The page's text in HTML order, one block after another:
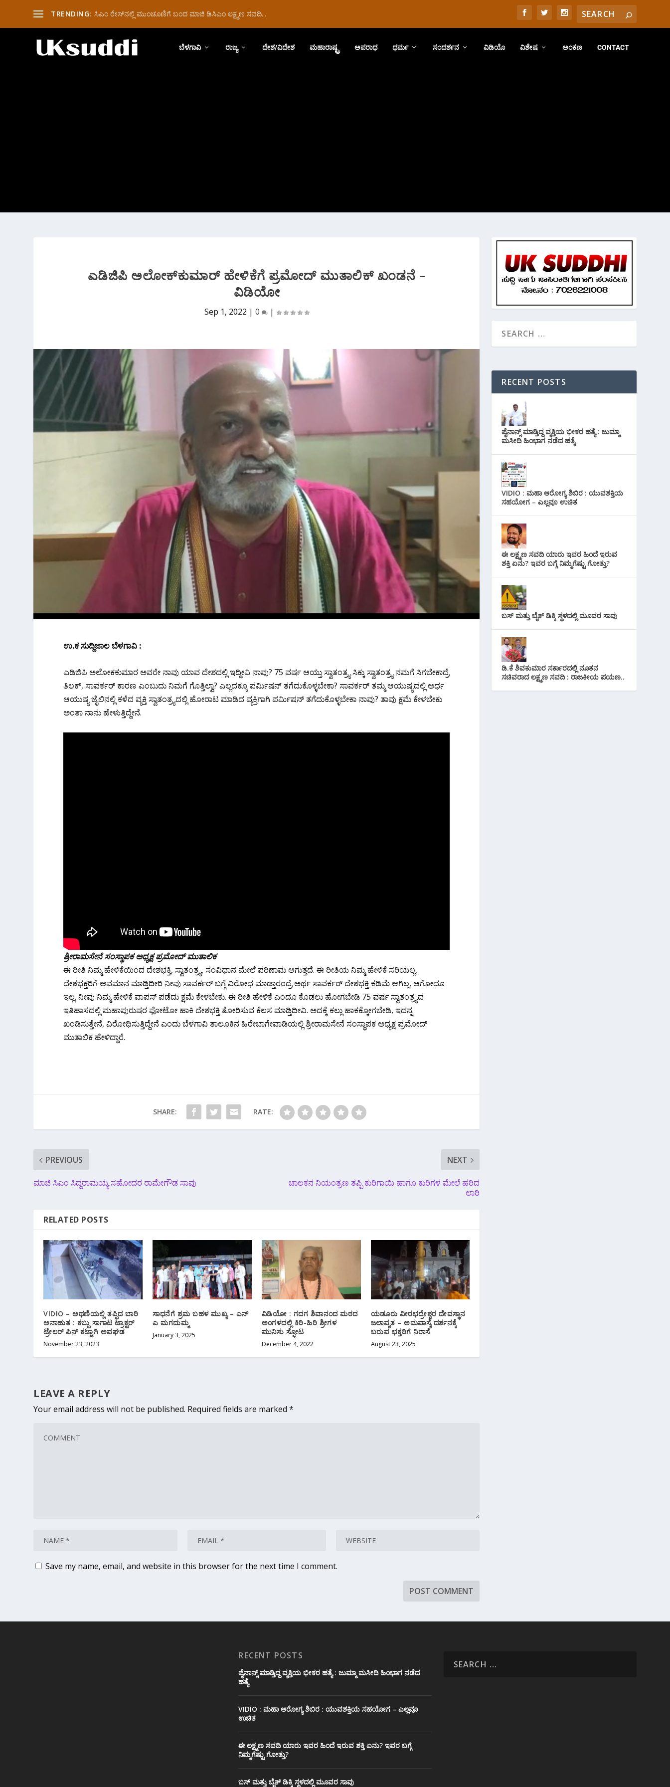
TRENDING: ಸಿಎಂ ರೇಸ್‌ನಲ್ಲಿ ಮುಂಚೂಣಿಗೆ ಬಂದ ಮಾಜಿ ಡಿಸಿಎಂ ಲಕ್ಷ್ಮಣ ಸವದಿ...
ಬೆಳಗಾವಿ ರಾಜ್ಯ ದೇಶ/ವಿದೇಶ ಮಹಾರಾಷ್ಟ್ರ ಅಪರಾಧ ಧರ್ಮ ಸಂದರ್ಶನ ವಿಡಿಯೊ ವಿಶೇಷ ಅಂಕಣ CONTACT
ಎಡಿಜಿಪಿ ಅಲೋಕ್‌ಕುಮಾರ್ ಹೇಳಿಕೆಗೆ ಪ್ರಮೋದ್ ಮುತಾಲಿಕ್ ಖಂಡನೆ –
ವಿಡಿಯೋ
Sep 1, 2022 | 0 |
ಉ.ಕ ಸುದ್ದಿಜಾಲ ಬೆಳಗಾವಿ :
ಎಡಿಜಿಪಿ ಅಲೋಕ‌ಕುಮಾರ ಅವರೇ ನಾವು ಯಾವ ದೇಶದಲ್ಲಿ ಇದ್ದೀವಿ ನಾವು? 75 ವರ್ಷ ಆಯ್ತು ಸ್ವಾತಂತ್ರ್ಯ ಸಿಕ್ಕು ಸ್ವಾತಂತ್ರ್ಯ ನಮಗೆ ಸಿಗಬೇಕಾದ್ರೆ
ತಿಲಕ್‌, ಸಾವರ್ಕರ್ ಕಾರಣ ಎಂಬುದು ನಿಮಗೆ ಗೊತ್ತಿಲ್ವಾ? ಎಲ್ಲದಕ್ಕೂ ಪರ್ಮಿಷ‌ನ್ ತಗೆದುಕೊಳ್ಳಬೇಕಾ? ಸಾವರ್ಕರ್ ತಮ್ಮ ಆಯುಷ್ಯದಲ್ಲಿ ಅರ್ಧ
ಆಯುಷ್ಯ ಜೈಲಿನಲ್ಲಿ ಕಳೆದ ವ್ಯಕ್ತಿ ಸ್ವಾತಂತ್ರ್ಯದಲ್ಲಿ ಹೋರಾಟ ಮಾಡಿದ ವ್ಯಕ್ತಿಗಾಗಿ ಪರ್ಮಿಷನ್ ತಗೆದುಕೊಳ್ಳಬೇಕಾ ನಾವು? ತಾವು ಕ್ಷಮೆ ಕೇಳಬೇಕು
ಅಂತಾ ನಾನು ಹೇಳುತ್ತಿದ್ದೇನೆ.
ಶ್ರೀರಾಮಸೇನೆ ಸಂಸ್ಥಾಪಕ ಅಧ್ಯಕ್ಷ ಪ್ರಮೋದ್ ಮುತಾಲಿಕ‌
ಈ ರೀತಿ ನಿಮ್ಮ ಹೇಳಿಕೆಯಿಂದ ದೇಶಭಕ್ತಿ, ಸ್ವಾತಂತ್ರ್ಯ, ಸಂವಿಧಾನ ಮೇಲೆ ಪರಿಣಾಮ ಆಗುತ್ತದೆ. ಈ ರೀತಿಯ ನಿಮ್ಮ ಹೇಳಿಕೆ ಸರಿಯಲ್ಲ,
ದೇಶಭಕ್ತರಿಗೆ ಅವಮಾನ ಮಾಡ್ತಿದೀರಿ ನೀವು ಸಾವರ್ಕರ್ ಬಗ್ಗೆ ವಿರೋಧ ಮಾಡ್ತಾರಂದ್ರೆ ಅರ್ಥ ಸಾವರ್ಕರ್ ದೇಶಭಕ್ತಿ ಕಡಿಮೆ ಆಗಿಲ್ಲ, ಆಗೋದೂ
ಇಲ್ಲ. ನೀವು ನಿಮ್ಮ ಹೇಳಿಕೆ ವಾಪಸ್ ಪಡೆದು ಕ್ಷಮೆ ಕೇಳಬೇಕು. ಈ ರೀತಿ ಹೇಳಿಕೆ ಎಂದೂ ಕೊಡಲು ಹೋಗಬೇಡಿ 75 ವರ್ಷ ಸ್ವಾತಂತ್ರ್ಯದ
ಇತಿಹಾಸದಲ್ಲಿ ಮಹಾಪುರುಷರ ಫೋಟೋ ಹಾಕಿ ದೇಶಭಕ್ತಿ ತೋರಿಸುವ ಕೆಲಸ ಮಾಡ್ತಿದೀವಿ. ಅದಕ್ಕೆ ಕಲ್ಲು ಹಾಕಕ್ಕೋಗಬೇಡಿ, ಇದನ್ನ
ಖಂಡಿಸುತ್ತೇನೆ, ವಿರೋಧಿಸುತ್ತಿದ್ದೇನೆ ಎಂದು ಬೆಳಗಾವಿ ತಾಲೂಕಿನ ಹಿರೇಬಾಗೇವಾಡಿಯಲ್ಲಿ ಶ್ರೀರಾಮಸೇನೆ ಸಂಸ್ಥಾಪಕ ಅಧ್ಯಕ್ಷ ಪ್ರಮೋದ್
ಮುತಾಲಿಕ‌ ಹೇಳಿದ್ದಾರೆ.
SHARE: RATE:
PREVIOUS
ಮಾಜಿ ಸಿಎಂ ಸಿದ್ದರಾಮಯ್ಯ ಸಹೋದರ ರಾಮೇಗೌಡ ಸಾವು
NEXT
ಚಾಲಕನ ನಿಯಂತ್ರಣ ತಪ್ಪಿ ಕುರಿಗಾಯಿ ಹಾಗೂ ಕುರಿಗಳ ಮೇಲೆ ಹರಿದ
ಲಾರಿ
RELATED POSTS
VIDIO – ಅಥಣಿಯಲ್ಲಿ ತಪ್ಪಿದ ಬಾರಿ
ಅನಾಹುತ : ಕಬ್ಬು ಸಾಗಾಟ ಟ್ರಾಕ್ಟರ್
ಟ್ರೇಲರ್ ಪಿನ್ ಕಟ್ಟಾಗಿ ಅವಘಡ
November 23, 2023
ಸಾಧನೆಗೆ ಶ್ರಮ ಬಹಳ ಮುಖ್ಯ – ಎನ್
ಎ ಮಗದುಮ್ಮ
January 3, 2025
ವಿಡಿಯೋ : ಗದಗ ಶಿವಾನಂದ ಮಠದ
ಅಂಗಳದಲ್ಲಿ ಕಿರಿ-ಹಿರಿ ಶ್ರೀಗಳ
ಮುನಿಸು ಸ್ಫೋಟ
December 4, 2022
ಯಡೂರು ವೀರಭದ್ರೇಶ್ವರ ದೇವಸ್ಥಾನ
ಜಲಾವೃತ – ಅಮವಾಸ್ಯೆ ದರ್ಶನಕ್ಕೆ
ಬರುವ ಭಕ್ತರಿಗೆ ನಿರಾಸೆ
August 23, 2025
LEAVE A REPLY
Your email address will not be published. Required fields are marked*
Save my name, email, and website in this browser for the next time I comment.
RECENT POSTS
ಪೈನಾನ್ಸ್ ಮಾಡ್ತಿದ್ದ ವ್ಯಕ್ತಿಯ ಭೀಕರ‌ ಹತ್ಯೆ : ಜುಮ್ಮಾ
ಮಸೀದಿ ಹಿಂಭಾಗ ನಡೆದ ಹತ್ಯೆ
VIDIO : ಮಹಾ ಆರೋಗ್ಯ ಶಿಬಿರ : ಯುವಶಕ್ತಿಯ
ಸಹಯೋಗ – ಎಲ್ಲವೂ ಉಚಿತ
ಈ ಲಕ್ಷ್ಮಣ ಸವದಿ ಯಾರು ಇವರ ಹಿಂದೆ ಇರುವ
ಶಕ್ತಿ ಏನು? ಇವರ ಬಗ್ಗೆ ನಿಮ್ಮಗೆಷ್ಟು ಗೋತ್ತು?
ಬಸ್ ಮತ್ತು ಬೈಕ್ ಡಿಕ್ಕಿ ಸ್ಥಳದಲ್ಲಿ ಮೂವರ ಸಾವು
ಡಿ.ಕೆ ಶಿವಕುಮಾರ ಸರ್ಕಾರದಲ್ಲಿ ನೂತನ
ಸಚಿವರಾದ ಲಕ್ಷ್ಮಣ ಸವದಿ : ರಾಜಕೀಯ ಪಯಣ..
RECENT POSTS
ಪೈನಾನ್ಸ್ ಮಾಡ್ತಿದ್ದ ವ್ಯಕ್ತಿಯ ಭೀಕರ‌ ಹತ್ಯೆ : ಜುಮ್ಮಾ ಮಸೀದಿ ಹಿಂಭಾಗ ನಡೆದ
ಹತ್ಯೆ
VIDIO : ಮಹಾ ಆರೋಗ್ಯ ಶಿಬಿರ : ಯುವಶಕ್ತಿಯ ಸಹಯೋಗ – ಎಲ್ಲವೂ
ಉಚಿತ
ಈ ಲಕ್ಷ್ಮಣ ಸವದಿ ಯಾರು ಇವರ ಹಿಂದೆ ಇರುವ ಶಕ್ತಿ ಏನು? ಇವರ ಬಗ್ಗೆ
ನಿಮ್ಮಗೆಷ್ಟು ಗೋತ್ತು?
ಬಸ್ ಮತ್ತು ಬೈಕ್ ಡಿಕ್ಕಿ ಸ್ಥಳದಲ್ಲಿ ಮೂವರ ಸಾವು